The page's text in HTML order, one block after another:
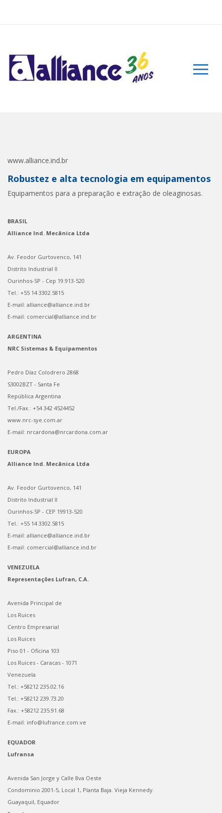
www.alliance.ind.br
Robustez e alta tecnologia em equipamentos
Equipamentos para a preparação e extração de oleaginosas.
BRASIL
Alliance Ind. Mecânica Ltda
Av. Feodor Gurtovenco, 141
Distrito Industrial II
Ourinhos-SP - Cep 19.913-520
Tel.: +55 14 3302.5815
E-mail: alliance@alliance.ind.br
E-mail: comercial@alliance.ind.br
ARGENTINA
NRC Sistemas & Equipamentos
Pedro Díaz Colodrero 2868
S3002BZT - Santa Fe
República Argentina
Tel./Fax.: +54 342 4524452
www.nrc-sye.com.ar
E-mail: nrcardona@nrcardona.com.ar
EUROPA
Alliance Ind. Mecânica Ltda
Av. Feodor Gurtovenco, 141
Distrito Industrial II
Ourinhos-SP - CEP 19913-520
Tel.: +55 14 3302.5815
E-mail: alliance@alliance.ind.br
E-mail: comercial@alliance.ind.br
VENEZUELA
Representações Lufran, C.A.
Avenida Principal de
Los Ruices
Centro Empresarial
Los Ruices
Piso 01 - Oficina 103
Los Ruices - Caracas - 1071
Venezuela
Tel.: +58212 235.02.16
Tel.: +58212 239.73.20
Fax.: +58212 235.91.68
E-mail: info@lufrance.com.ve
EQUADOR
Lufransa
Avenida San Jorge y Calle 8va Oeste
Condominio 2001-5, Local 1, Planta Baja. Vieja Kennedy.
Guayaquil, Equador